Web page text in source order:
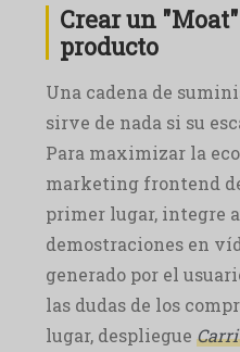
Crear un
producto
Una cadena de
sirve de nada si su
Para maximizar la
marketing frontend
primer lugar, integre
demostraciones en
generado por el
las dudas de los
lugar, despliegue